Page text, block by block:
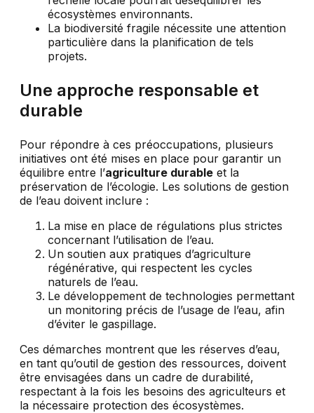
écosystèmes environnants.
La biodiversité fragile nécessite une attention
particulière dans la planification de tels
projets.
Une approche responsable et
durable
Pour répondre à ces préoccupations, plusieurs
initiatives ont été mises en place pour garantir un
équilibre entre l’agriculture durable et la
préservation de l’écologie. Les solutions de gestion
de l’eau doivent inclure :
La mise en place de régulations plus strictes
concernant l’utilisation de l’eau.
Un soutien aux pratiques d’agriculture
régénérative, qui respectent les cycles
naturels de l’eau.
Le développement de technologies permettant
un monitoring précis de l’usage de l’eau, afin
d’éviter le gaspillage.
Ces démarches montrent que les réserves d’eau,
en tant qu’outil de gestion des ressources, doivent
être envisagées dans un cadre de durabilité,
respectant à la fois les besoins des agriculteurs et
la nécessaire protection des écosystèmes.